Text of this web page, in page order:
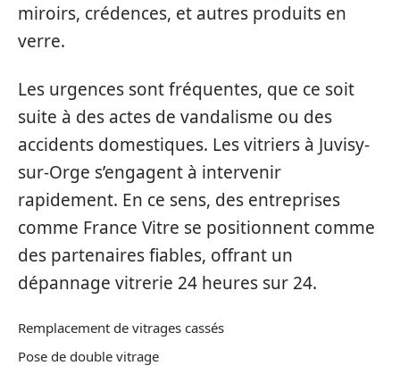
miroirs, crédences, et autres produits en
verre.
Les urgences sont fréquentes, que ce soit
suite à des actes de vandalisme ou des
accidents domestiques. Les vitriers à Juvisy-
sur-Orge s’engagent à intervenir
rapidement. En ce sens, des entreprises
comme France Vitre se positionnent comme
des partenaires fiables, offrant un
dépannage vitrerie 24 heures sur 24.
Remplacement de vitrages cassés
Pose de double vitrage